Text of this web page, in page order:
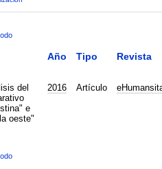
Año Tipo Revista
del
e
oeste"
2016 Artículo